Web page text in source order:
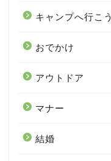
キャンプへ行こう
おでかけ
アウトドア
マナー
結婚